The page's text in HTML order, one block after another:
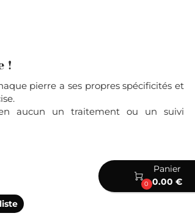
!
pierre a ses propres spécificités et
aucun un traitement ou un suivi

0
Panier
0.00 €